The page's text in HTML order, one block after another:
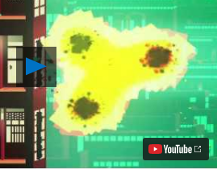
Not
A
Hero
vom
Entwicklungsteam
hinter
OlliOlli
erscheint